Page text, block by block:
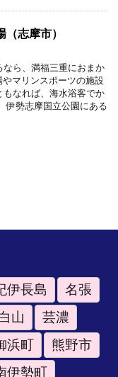
志摩市）
ら、満福三重におまか
マリンスポーツの施設
なれば、海水浴客でか
伊勢志摩国立公園にある
伊長島
名張
山
芸濃
浜町
熊野市
伊勢町